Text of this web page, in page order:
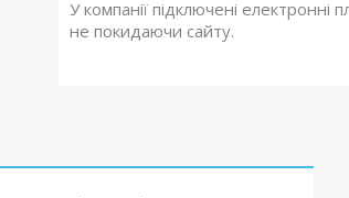
У компанії підключені
не покидаючи сайту.